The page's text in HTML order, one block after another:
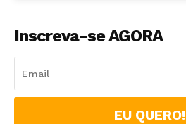
Inscreva-se AGORA
EU QUERO!